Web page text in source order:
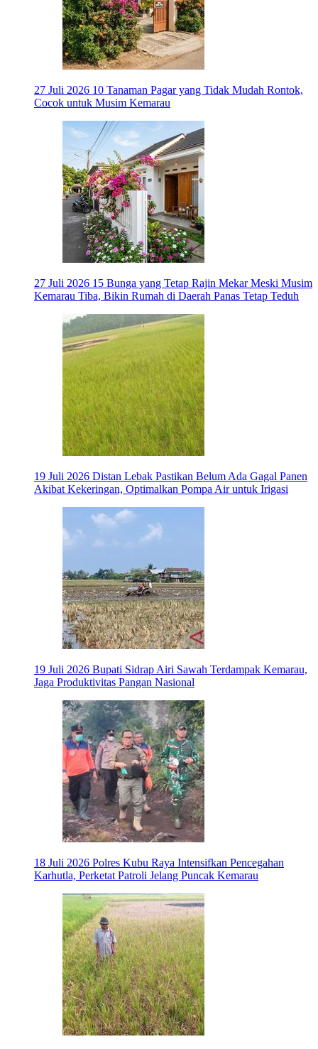
27 Juli 2026 10 Tanaman Pagar yang Tidak Mudah Rontok,
Cocok untuk Musim Kemarau
27 Juli 2026 15 Bunga yang Tetap Rajin Mekar Meski Musim
Kemarau Tiba, Bikin Rumah di Daerah Panas Tetap Teduh
19 Juli 2026 Distan Lebak Pastikan Belum Ada Gagal Panen
Akibat Kekeringan, Optimalkan Pompa Air untuk Irigasi
19 Juli 2026 Bupati Sidrap Airi Sawah Terdampak Kemarau,
Jaga Produktivitas Pangan Nasional
18 Juli 2026 Polres Kubu Raya Intensifkan Pencegahan
Karhutla, Perketat Patroli Jelang Puncak Kemarau